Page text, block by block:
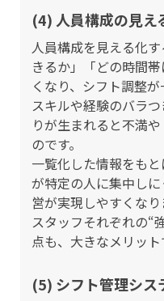
(4) 人員構成の見え
人員構成を見える化
きるか」「どの時間
くなり、シフト調整が
スキルや経験のバラ
りが生まれると不満
のです。
一覧化した情報をも
が特定の人に集中し
営が実現しやすくなり
スタッフそれぞれの“
点も、大きなメリット
(5) シフト管理シス